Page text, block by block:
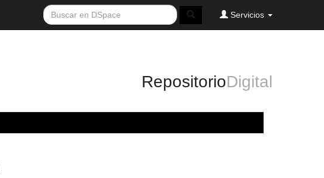
Servicios
RepositorioDigital